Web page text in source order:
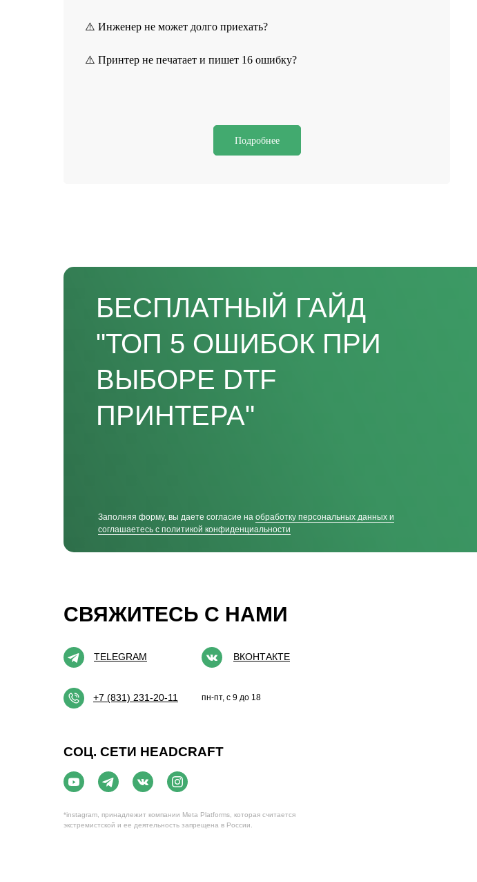
⚠️ Инженер не может долго приехать?
⚠️ Принтер не печатает и пишет 16 ошибку?
Подробнее
БЕСПЛАТНЫЙ ГАЙД
"ТОП 5 ОШИБОК ПРИ
ВЫБОРЕ DTF
ПРИНТЕРА"
Заполняя форму, вы даете согласие на обработку персональных данных и
соглашаетесь c политикой конфиденциальности
СВЯЖИТЕСЬ С НАМИ
TELEGRAM ВКОНТАКТЕ
+7 (831) 231-20-11
СОЦ. СЕТИ HEADCRAFT
пн-пт, с 9 до 18
*instagram, принадлежит компании Meta Platforms, которая считается
экстремистской и ее деятельность запрещена в России.